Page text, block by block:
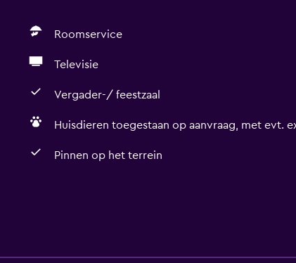
Roomservice
Televisie
Vergader-/ feestzaal
Huisdieren toegestaan op aanvraag, met evt.
Pinnen op het terrein